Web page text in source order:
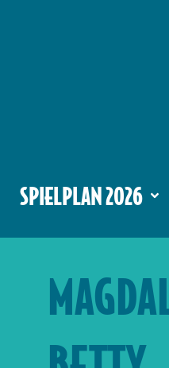
SPIELPLAN 2026